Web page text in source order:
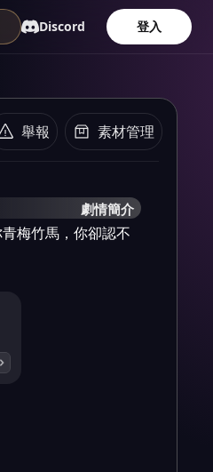
Discord 登入
舉報 素材管理
劇情簡介
梅竹馬，你卻認不